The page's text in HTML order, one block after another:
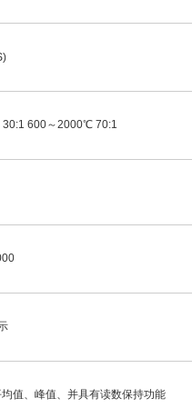
600～2000℃ 70:1
值、峰值、并具有读数保持功能